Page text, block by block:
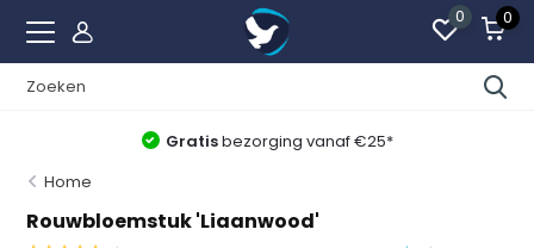
0 0
Gratisbezorging vanaf €25*
Home
Rouwbloemstuk 'Liaanwood'